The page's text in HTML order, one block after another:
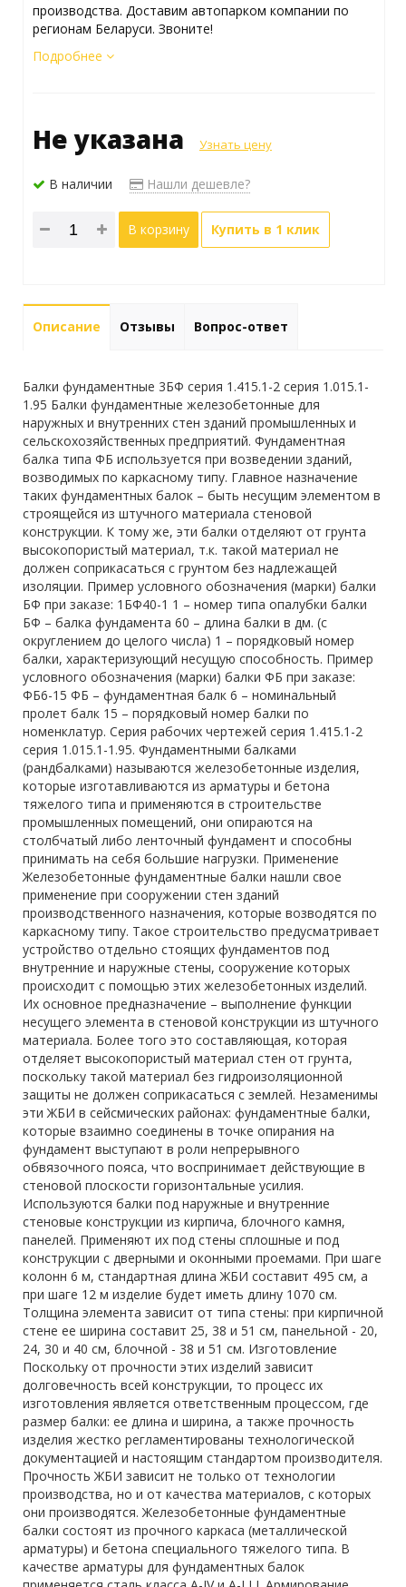
производства. Доставим автопарком компании по
регионам Беларуси. Звоните!
Подробнее
Не указана Узнать цену
В наличии Нашли дешевле?
В корзину Купить в 1 клик
Описание Отзывы Вопрос-ответ
Балки фундаментные 3БФ серия 1.415.1-2 серия 1.015.1-
1.95 Балки фундаментные железобетонные для
наружных и внутренних стен зданий промышленных и
сельскохозяйственных предприятий. Фундаментная
балка типа ФБ используется при возведении зданий,
возводимых по каркасному типу. Главное назначение
таких фундаментных балок – быть несущим элементом в
строящейся из штучного материала стеновой
конструкции. К тому же, эти балки отделяют от грунта
высокопористый материал, т.к. такой материал не
должен соприкасаться с грунтом без надлежащей
изоляции. Пример условного обозначения (марки) балки
БФ при заказе: 1БФ40-1 1 – номер типа опалубки балки
БФ – балка фундамента 60 – длина балки в дм. (с
округлением до целого числа) 1 – порядковый номер
балки, характеризующий несущую способность. Пример
условного обозначения (марки) балки ФБ при заказе:
ФБ6-15 ФБ – фундаментная балк 6 – номинальный
пролет балк 15 – порядковый номер балки по
номенклатур. Серия рабочих чертежей серия 1.415.1-2
серия 1.015.1-1.95. Фундаментными балками
(рандбалками) называются железобетонные изделия,
которые изготавливаются из арматуры и бетона
тяжелого типа и применяются в строительстве
промышленных помещений, они опираются на
столбчатый либо ленточный фундамент и способны
принимать на себя большие нагрузки. Применение
Железобетонные фундаментные балки нашли свое
применение при сооружении стен зданий
производственного назначения, которые возводятся по
каркасному типу. Такое строительство предусматривает
устройство отдельно стоящих фундаментов под
внутренние и наружные стены, сооружение которых
происходит с помощью этих железобетонных изделий.
Их основное предназначение – выполнение функции
несущего элемента в стеновой конструкции из штучного
материала. Более того это составляющая, которая
отделяет высокопористый материал стен от грунта,
поскольку такой материал без гидроизоляционной
защиты не должен соприкасаться с землей. Незаменимы
эти ЖБИ в сейсмических районах: фундаментные балки,
которые взаимно соединены в точке опирания на
фундамент выступают в роли непрерывного
обвязочного пояса, что воспринимает действующие в
стеновой плоскости горизонтальные усилия.
Используются балки под наружные и внутренние
стеновые конструкции из кирпича, блочного камня,
панелей. Применяют их под стены сплошные и под
конструкции с дверными и оконными проемами. При шаге
колонн 6 м, стандартная длина ЖБИ составит 495 см, а
при шаге 12 м изделие будет иметь длину 1070 см.
Толщина элемента зависит от типа стены: при кирпичной
стене ее ширина составит 25, 38 и 51 см, панельной - 20,
24, 30 и 40 см, блочной - 38 и 51 см. Изготовление
Поскольку от прочности этих изделий зависит
долговечность всей конструкции, то процесс их
изготовления является ответственным процессом, где
размер балки: ее длина и ширина, а также прочность
изделия жестко регламентированы технологической
документацией и настоящим стандартом производителя.
Прочность ЖБИ зависит не только от технологии
производства, но и от качества материалов, с которых
они производятся. Железобетонные фундаментные
балки состоят из прочного каркаса (металлической
арматуры) и бетона специального тяжелого типа. В
качестве арматуры для фундаментных балок